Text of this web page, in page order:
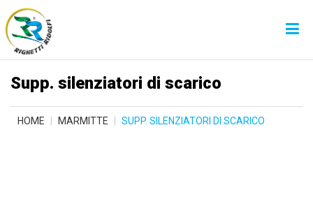
Supp. silenziatori di scarico
HOME MARMITTE SUPP. SILENZIATORI DI SCARICO